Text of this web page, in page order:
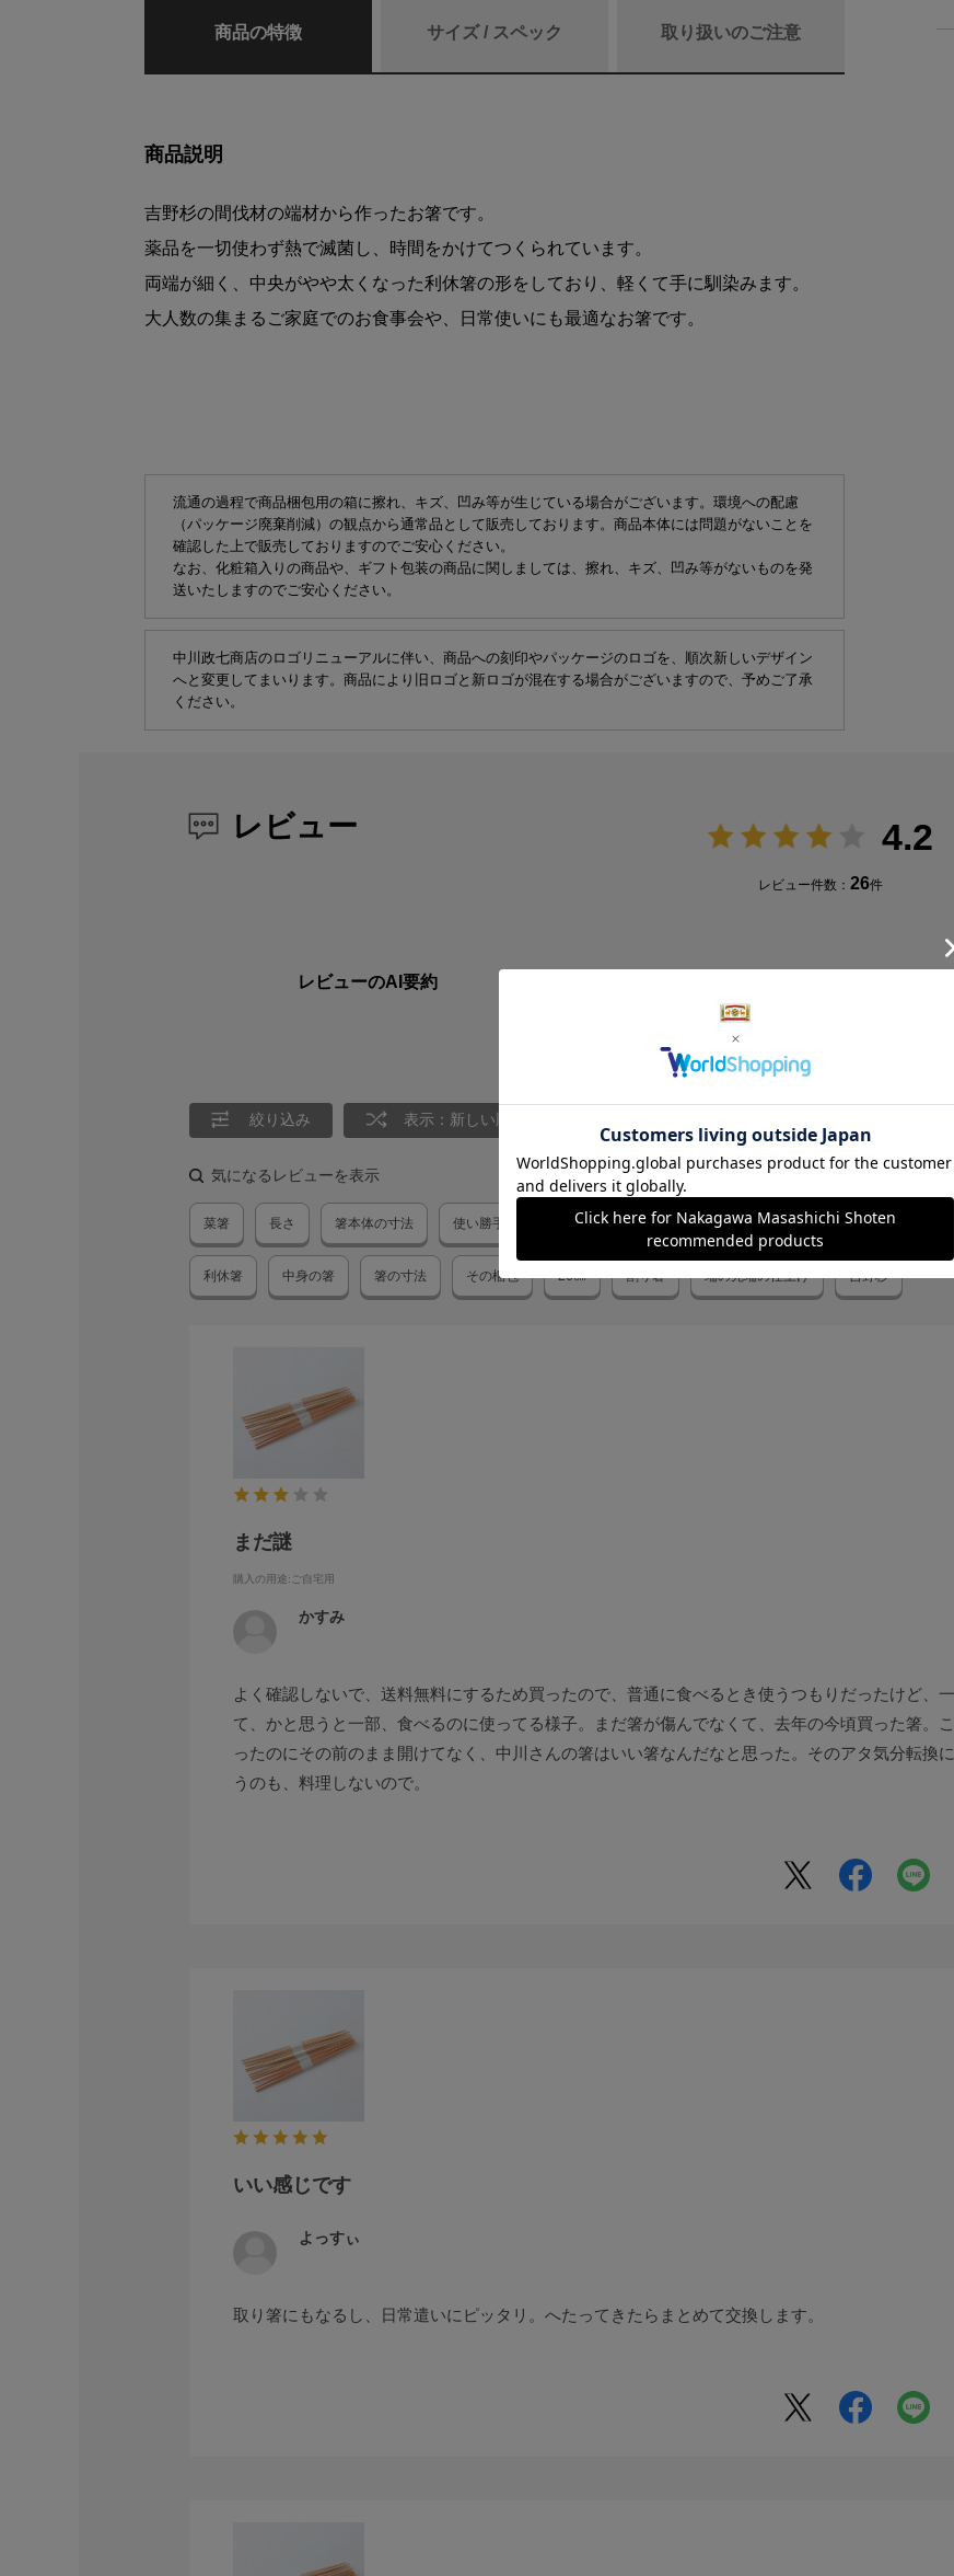
商品の特徴 サイズ / スペック 取り扱いのご注意
商品説明
吉野杉の間伐材の端材から作ったお箸です。
薬品を一切使わず熱で滅菌し、時間をかけてつくられています。
両端が細く、中央がやや太くなった利休箸の形をしており、軽くて手に馴染みます。
大人数の集まるご家庭でのお食事会や、日常使いにも最適なお箸です。
流通の過程で商品梱包用の箱に擦れ、キズ、凹み等が生じている場合がございます。環境への配慮
（パッケージ廃棄削減）の観点から通常品として販売しております。商品本体には問題がないことを
確認した上で販売しておりますのでご安心ください。
なお、化粧箱入りの商品や、ギフト包装の商品に関しましては、擦れ、キズ、凹み等がないものを発
送いたしますのでご安心ください。
中川政七商店のロゴリニューアルに伴い、商品への刻印やパッケージのロゴを、順次新しいデザイン
へと変更してまいります。商品により旧ロゴと新ロゴが混在する場合がございますので、予めご了承
ください。
レビュー 4.2
レビュー件数： 26件
レビューのAI要約
絞り込み 表示：新しい順
気になるレビューを表示
菜箸 長さ 箸本体の寸法 使い勝手 吉野杉のお箸 取り箸 梱包 箸10膳セットの見た目
利休箸 中身の箸 箸の寸法 その梱包 26㎝ 割り箸 端の先端の仕上げ 吉野杉
まだ謎
購入の用途:ご自宅用
かすみ
よく確認しないで、送料無料にするため買ったので、普通に食べるとき使うつもりだったけど、
て、かと思うと一部、食べるのに使ってる様子。まだ箸が傷んでなくて、去年の今頃買った箸。
ったのにその前のまま開けてなく、中川さんの箸はいい箸なんだなと思った。そのアタ気分転換
うのも、料理しないので。
いい感じです
よっすぃ
取り箸にもなるし、日常遣いにピッタリ。へたってきたらまとめて交換します。